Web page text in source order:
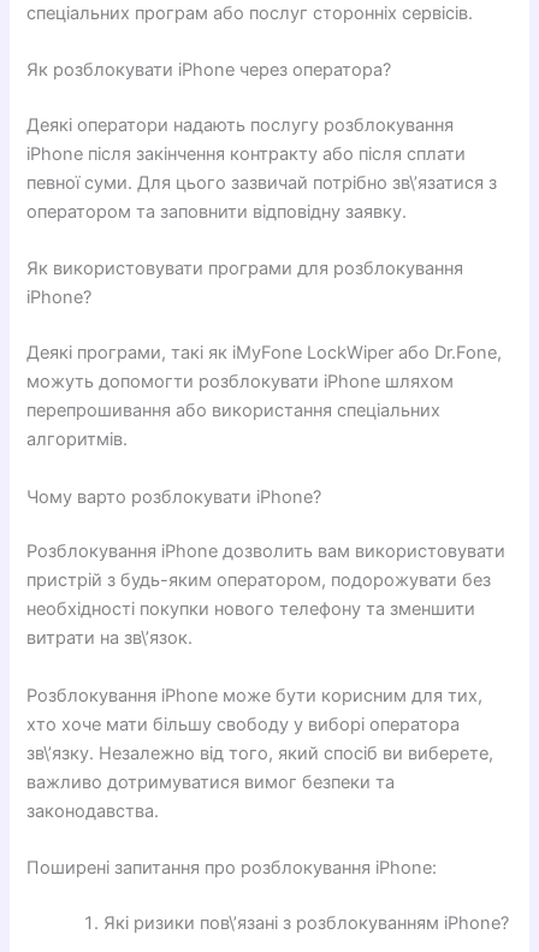
спеціальних програм або послуг сторонніх сервісів.
Як розблокувати iPhone через оператора?
Деякі оператори надають послугу розблокування
iPhone після закінчення контракту або після сплати
певної суми. Для цього зазвичай потрібно зв\’язатися з
оператором та заповнити відповідну заявку.
Як використовувати програми для розблокування
iPhone?
Деякі програми, такі як iMyFone LockWiper або Dr.Fone,
можуть допомогти розблокувати iPhone шляхом
перепрошивання або використання спеціальних
алгоритмів.
Чому варто розблокувати iPhone?
Розблокування iPhone дозволить вам використовувати
пристрій з будь-яким оператором, подорожувати без
необхідності покупки нового телефону та зменшити
витрати на зв\’язок.
Розблокування iPhone може бути корисним для тих,
хто хоче мати більшу свободу у виборі оператора
зв\’язку. Незалежно від того, який спосіб ви виберете,
важливо дотримуватися вимог безпеки та
законодавства.
Поширені запитання про розблокування iPhone:
Які ризики пов\’язані з розблокуванням iPhone?